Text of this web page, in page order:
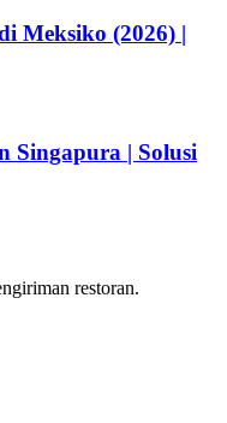
Meksiko (2026) |
Singapura | Solusi
restoran.